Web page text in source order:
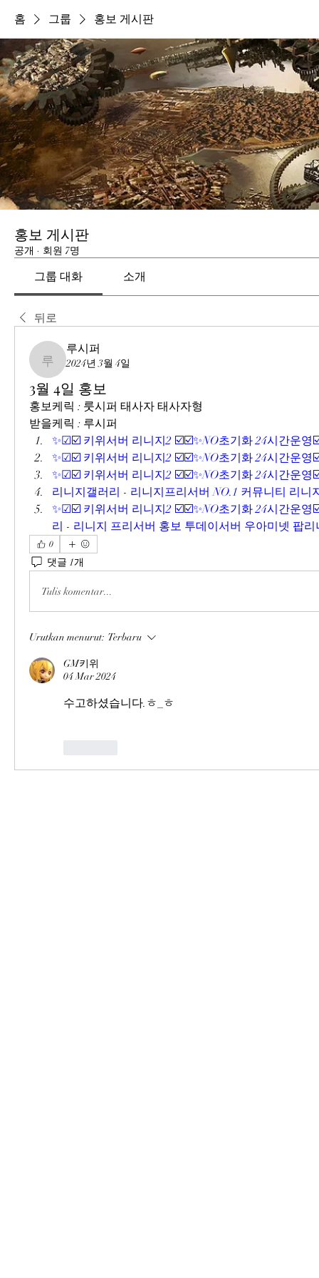
홈 그룹 홍보 게시판
홍보 게시판
공개 · 회원 7명
그룹 대화 소개
뒤로
루시퍼
루시퍼
2024년 3월 4일
3월 4일 홍보
홍보케릭 : 룻시퍼 태사자 태사자형
받을케릭 : 루시퍼
✨☑☑️ 키위서버 리니지2 ☑️☑️✨NO초기화 24시간운영
✨☑☑️ 키위서버 리니지2 ☑️☑️✨NO초기화 24시간운영
✨☑☑️ 키위서버 리니지2 ☑️☑️✨NO초기화 24시간운영
리니지갤러리 - 리니지프리서버 NO.1 커뮤니티 리니
✨☑☑️ 키위서버 리니지2 ☑️☑️✨NO초기화 24시간운영
리 - 리니지 프리서버 홍보 투데이서버 우아미넷 팝리
0
댓글 1개
Tulis komentar...
Urutkan menurut: Terbaru
GM키위
04 Mar 2024
수고하셨습니다.ㅎ_ㅎ